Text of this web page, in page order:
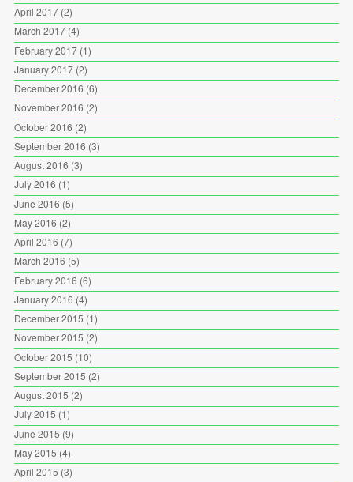
April 2017(2)
March 2017(4)
February 2017(1)
January 2017(2)
December 2016 (6)
November 2016 (2)
October 2016 (2)
September 2016 (3)
August 2016 (3)
July 2016 (1)
June 2016 (5)
May 2016 (2)
April 2016 (7)
March 2016 (5)
February 2016 (6)
January 2016 (4)
December 2015 (1)
November 2015 (2)
October 2015 (10)
September 2015 (2)
August 2015 (2)
July 2015 (1)
June 2015 (9)
May 2015 (4)
April 2015 (3)